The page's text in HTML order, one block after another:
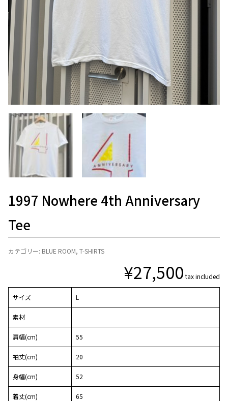
1997 Nowhere 4th Anniversary
Tee
カテゴリー: BLUE ROOM, T-SHIRTS
¥27,500 tax included
サイズ L
素材
肩幅(cm) 55
袖丈(cm) 20
身幅(cm) 52
着丈(cm) 65